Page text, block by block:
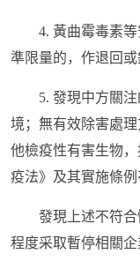
4. 黃曲霉毒素等
準限量的，作退回或
5. 發現中方關注
境；無有效除害處
他檢疫性有害生物
疫法》及其實施條例
發現上述不符合
程度采取暫停相關